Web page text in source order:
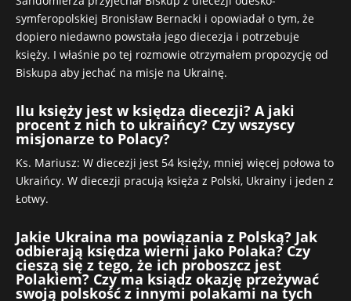
symferopolskiej Bronisław Bernacki i opowiadał o tym, że
dopiero niedawno powstała jego diecezja i potrzebuje
księży. I właśnie po tej rozmowie otrzymałem propozycję od
Biskupa aby jechać na misje na Ukrainę.
Ilu księży jest w księdza diecezji? A jaki
procent z nich to ukraińcy? Czy wszyscy
misjonarze to Polacy?
Ks. Mariusz: W diecezji jest 54 księży, mniej więcej połowa to
Ukraińcy. W diecezji pracują księża z Polski, Ukrainy i jeden z
Łotwy.
Jakie Ukraina ma powiązania z Polską? Jak
odbierają księdza wierni jako Polaka? Czy
cieszą się z tego, że ich proboszcz jest
Polakiem? Czy ma ksiądz okazję przeżywać
swoją polskość z innymi polakami na tych